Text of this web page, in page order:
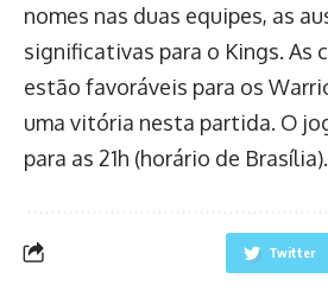
nomes nas duas equipes, as
significativas para o Kings. As
estão favoráveis para os
uma vitória nesta partida. O
para as 21h (horário de Brasília).
Twitter